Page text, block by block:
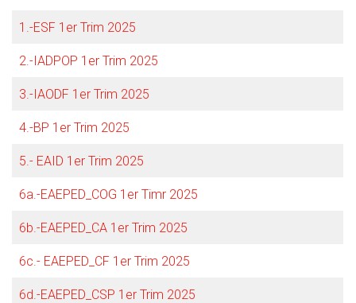
1.-ESF 1er Trim 2025
2.-IADPOP 1er Trim 2025
3.-IAODF 1er Trim 2025
4.-BP 1er Trim 2025
5.- EAID 1er Trim 2025
6a.-EAEPED_COG 1er Timr 2025
6b.-EAEPED_CA 1er Trim 2025
6c.- EAEPED_CF 1er Trim 2025
6d.-EAEPED_CSP 1er Trim 2025